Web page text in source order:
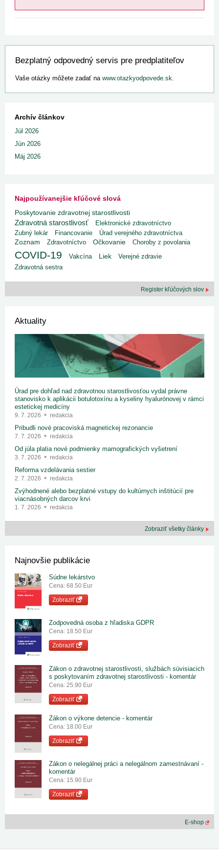
Bezplatný odpovedný servis pre predplatiteľov
Vaše otázky môžete zadať na www.otazkyodpovede.sk.
Archív článkov
Júl 2026
Jún 2026
Máj 2026
Najpoužívanejšie kľúčové slová
Poskytovanie zdravotnej starostlivosti
Zdravotná starostlivosť
Elektronické zdravotníctvo
Zubný lekár
Financovanie
Úrad verejného zdravotníctva
Zoznam
Zdravotníctvo Očkovanie Choroby z povolania
COVID-19 Vakcína Liek
Verejné zdravie
Zdravotná sestra
Register kľúčových slov
Aktuality
Úrad pre dohľad nad zdravotnou starostlivosťou vydal právne
stanovisko k aplikácii botulotoxínu a kyseliny hyalurónovej v rámci
estetickej medicíny
9. 7. 2026 redakcia
Pribudli nové pracoviská magnetickej rezonancie
7. 7. 2026 redakcia
Od júla platia nové podmienky mamografických vyšetrení
3. 7. 2026 redakcia
Reforma vzdelávania sestier
2. 7. 2026 redakcia
Zvýhodnené alebo bezplatné vstupy do kultúrnych inštitúcií pre
viacnásobných darcov krvi
1. 7. 2026 redakcia
Zobraziť všetky články
Najnovšie publikácie
Súdne lekárstvo
Cena: 68.50 Eur
Zobraziť
Zodpovedná osoba z hľadiska GDPR
Cena: 18.50 Eur
Zobraziť
Zákon o zdravotnej starostlivosti, službách súvisiacich
s poskytovaním zdravotnej starostlivosti - komentár
Cena: 25.90 Eur
Zobraziť
Zákon o výkone detencie - komentár
Cena: 18.00 Eur
Zobraziť
Zákon o nelegálnej práci a nelegálnom zamestnávaní -
komentár
Cena: 15.90 Eur
Zobraziť
E-shop